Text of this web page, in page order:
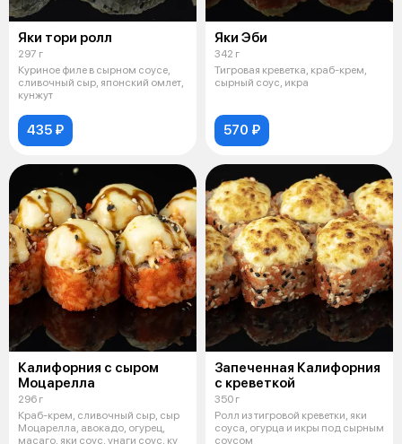
Яки тори ролл
297 г
Куриное филе в сырном соусе,
сливочный сыр, японский омлет,
кунжут
435 ₽
Яки Эби
342 г
Тигровая креветка, краб-крем,
сырный соус, икра
570 ₽
Калифорния с сыром
Моцарелла
296 г
Краб-крем, сливочный сыр, сыр
Моцарелла, авокадо, огурец,
масаго, яки соус, унаги соус, ку
Запеченная Калифорния
с креветкой
350 г
Ролл из тигровой креветки, яки
соуса, огурца и икры под сырным
соусом